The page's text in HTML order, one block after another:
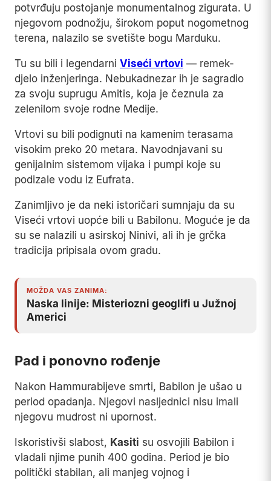
potvrđuju postojanje monumentalnog zigurata. U
njegovom podnožju, širokom poput nogometnog
terena, nalazilo se svetište bogu Marduku.
Tu su bili i legendarni Viseći vrtovi — remek-
djelo inženjeringa. Nebukadnezar ih je sagradio
za svoju suprugu Amitis, koja je čeznula za
zelenilom svoje rodne Medije.
Vrtovi su bili podignuti na kamenim terasama
visokim preko 20 metara. Navodnjavani su
genijalnim sistemom vijaka i pumpi koje su
podizale vodu iz Eufrata.
Zanimljivo je da neki istoričari sumnjaju da su
Viseći vrtovi uopće bili u Babilonu. Moguće je da
su se nalazili u asirskoj Ninivi, ali ih je grčka
tradicija pripisala ovom gradu.
MOŽDA VAS ZANIMA:
Naska linije: Misteriozni geoglifi u Južnoj
Americi
Pad i ponovno rođenje
Nakon Hammurabijeve smrti, Babilon je ušao u
period opadanja. Njegovi nasljednici nisu imali
njegovu mudrost ni upornost.
Iskoristivši slabost, Kasiti su osvojili Babilon i
vladali njime punih 400 godina. Period je bio
politički stabilan, ali manjeg vojnog i